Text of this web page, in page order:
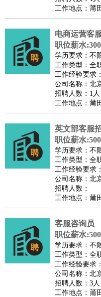
工作地点：莆
电商运营客
职位薪水
学历要求：不
工作类型：全
工作经验要求
公司名称：北
招聘人数：1人
工作地点：莆
英文部客服
职位薪水
学历要求：不
工作类型：全
工作经验要求
公司名称：北
招聘人数：
工作地点：莆
客服咨询员
职位薪水
学历要求：不
工作类型：全
工作经验要求
公司名称：北
招聘人数：3人
工作地点：莆